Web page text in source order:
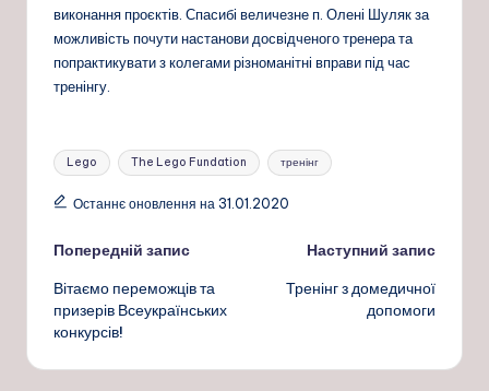
виконання проєктів. Спасибі величезне п. Олені Шуляк за
можливість почути настанови досвідченого тренера та
попрактикувати з колегами різноманітні вправи під час
тренінгу.
Позначки:
Lego The Lego Fundation тренінг
Останнє оновлення на 31.01.2020
Навігація
по
запису
Попередній запис
Вітаємо переможців та
призерів Всеукраїнських
конкурсів!
Наступний запис
Тренінг з домедичної
допомоги